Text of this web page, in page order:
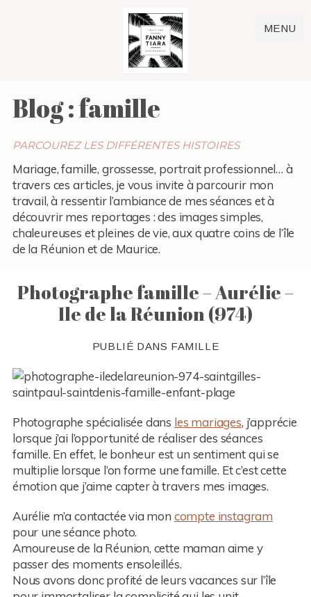
MENU
Blog : famille
PARCOUREZ LES DIFFÉRENTES HISTOIRES
Mariage, famille, grossesse, portrait professionnel… à
travers ces articles, je vous invite à parcourir mon
travail, à ressentir l’ambiance de mes séances et à
découvrir mes reportages : des images simples,
chaleureuses et pleines de vie, aux quatre coins de l’île
de la Réunion et de Maurice.
Photographe famille – Aurélie –
Ile de la Réunion (974)
PUBLIÉ DANS FAMILLE
Photographe spécialisée dans les mariages, j’apprécie
lorsque j’ai l’opportunité de réaliser des séances
famille. En effet, le bonheur est un sentiment qui se
multiplie lorsque l’on forme une famille. Et c’est cette
émotion que j’aime capter à travers mes images.
Aurélie m’a contactée via mon compte instagram
pour une séance photo.
Amoureuse de la Réunion, cette maman aime y
passer des moments ensoleillés.
Nous avons donc profité de leurs vacances sur l’île